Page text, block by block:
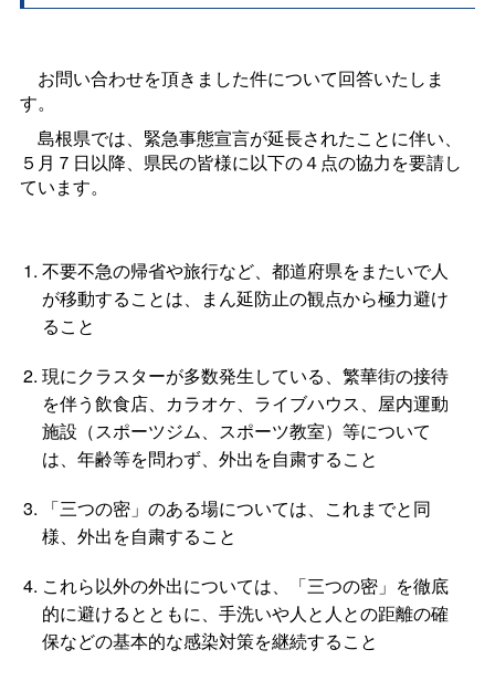
お問い合わせを頂きました件について回答いたしま
す。
島根県では、緊急事態宣言が延長されたことに伴い、
５月７日以降、県民の皆様に以下の４点の協力を要請し
ています。
不要不急の帰省や旅行など、都道府県をまたいで人
が移動することは、まん延防止の観点から極力避け
ること
現にクラスターが多数発生している、繁華街の接待
を伴う飲食店、カラオケ、ライブハウス、屋内運動
施設（スポーツジム、スポーツ教室）等について
は、年齢等を問わず、外出を自粛すること
「三つの密」のある場については、これまでと同
様、外出を自粛すること
これら以外の外出については、「三つの密」を徹底
的に避けるとともに、手洗いや人と人との距離の確
保などの基本的な感染対策を継続すること